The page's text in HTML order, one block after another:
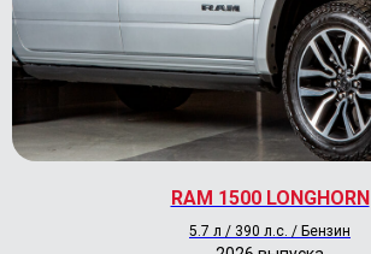
RAM 1500 LONGHORN
5.7 л / 390 л.с. / Бензин